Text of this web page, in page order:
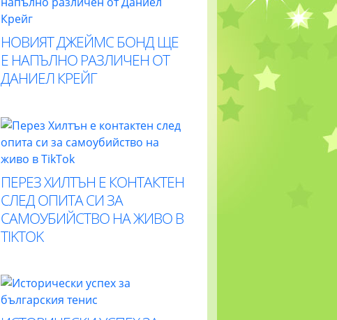
НОВИЯТ ДЖЕЙМС БОНД ЩЕ
Е НАПЪЛНО РАЗЛИЧЕН ОТ
ДАНИЕЛ КРЕЙГ
ПЕРЕЗ ХИЛТЪН Е КОНТАКТЕН
СЛЕД ОПИТА СИ ЗА
САМОУБИЙСТВО НА ЖИВО В
TIKTOK